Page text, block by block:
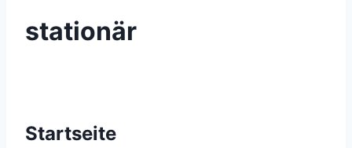
stationär
Startseite